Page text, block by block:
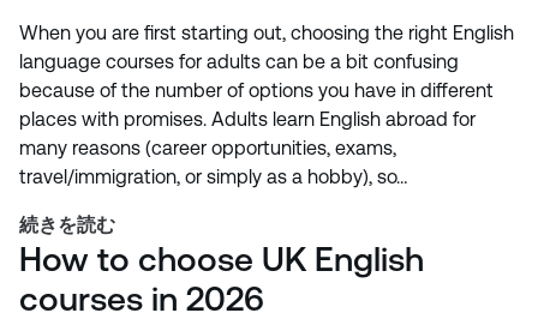
When you are first starting out, choosing the right English
language courses for adults can be a bit confusing
because of the number of options you have in different
places with promises. Adults learn English abroad for
many reasons (career opportunities, exams,
travel/immigration, or simply as a hobby), so…
続きを読む
How to choose UK English
courses in 2026